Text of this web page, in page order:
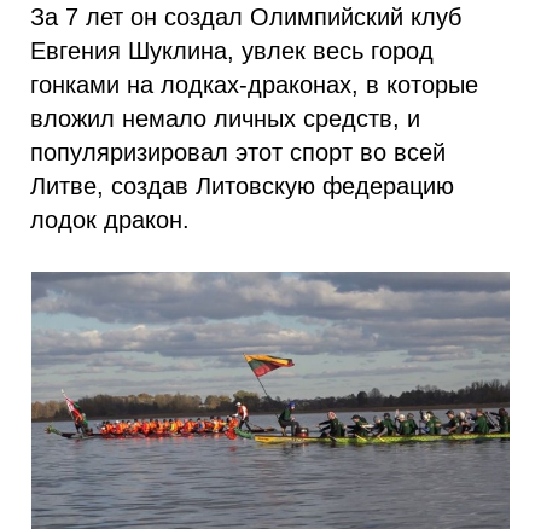
За 7 лет он создал Олимпийский клуб
Евгения Шуклина, увлек весь город
гонками на лодках-драконах, в которые
вложил немало личных средств, и
популяризировал этот спорт во всей
Литве, создав Литовскую федерацию
лодок дракон.